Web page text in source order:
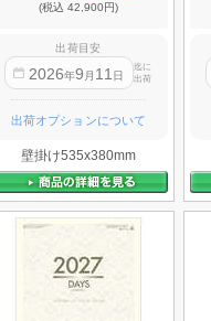
(税込 42,900円)
出荷目安
2026年9 月 11 日
迄に
出荷
出荷オプションについて
壁掛け535x380mm